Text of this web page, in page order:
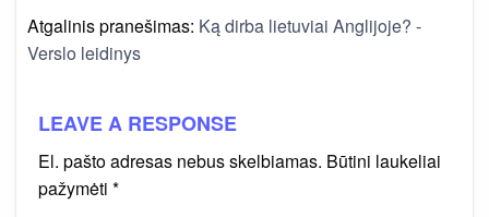
Atgalinis pranešimas: Ką dirba lietuviai Anglijoje? -
Verslo leidinys
LEAVE A RESPONSE
El. pašto adresas nebus skelbiamas. Būtini laukeliai
pažymėti *